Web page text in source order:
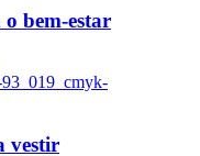
o bem-estar
vestir